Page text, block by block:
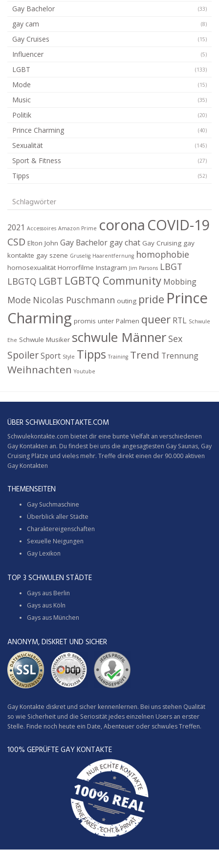
Gay Bachelor (33)
gay cam (8)
Gay Cruises (15)
Influencer (5)
LGBT (133)
Mode (15)
Music (35)
Politik (20)
Prince Charming (40)
Sexualität (145)
Sport & Fitness (27)
Tipps (52)
Schlagwörter
2021 Accessoires Amazon Prime corona COVID-19
CSD Elton John Gay Bachelor gay chat Gay Cruising gay
kontakte gay szene Gruselig Haarentfernung homophobie
homosexualität Horrorfilme Instagram Jim Parsons LBGT
LBGTQ LGBT LGBTQ Community Mobbing
Mode Nicolas Puschmann outing pride Prince
Charming promis unter Palmen queer RTL Schwule
Ehe Schwule Musiker schwule Männer Sex
SpoilerSport Style Tipps Training Trend Trennung
Weihnachten Youtube
ÜBER SCHWULEKONTAKTE.COM
Schwulekontakte.com bietet dir eine bunte Vielfalt an verschiedenen
Gay Kontakten an. Du findest bei uns die angesagtesten Gay Saunas, Gay
Cruising Plätze und vieles mehr. Treffe direkt einen der 90.000 aktiven
Gay Kontakten
THEMENSEITEN
Gay Suchmaschine
Überblick aller Städte
Charaktereigenschaften
Sexuelle Neigungen
Gay Lexikon
TOP 3 SCHWULEN STÄDTE
Gays aus Berlin
Gays aus Köln
Gays aus München
ANONYM, DISKRET UND SICHER
Gay Kontakte diskret und sicher kennenlernen. Bei uns stehen Qualität
so wie Sicherheit und die Seriosität jedes einzelnen Users an erster
Stelle. Finde noch heute ein Date, Abenteuer oder schwules Treffen.
100% GEPRÜFTE GAY KONTAKTE